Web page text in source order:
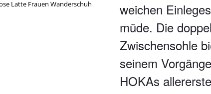
weichen
müde. Die
Zwischensohle
seinem
HOKAs